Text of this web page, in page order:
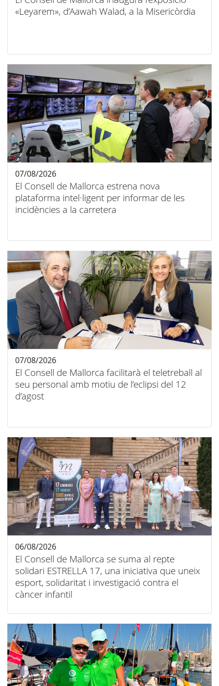
«Leyarem», d’Aawah Walad, a la Misericòrdia
El Consell de Mallorca estrena nova
plataforma intel·ligent per informar de les
incidències a la carretera
07/08/2026
El Consell de Mallorca facilitarà el teletreball al
seu personal amb motiu de l’eclipsi del 12
d’agost
07/08/2026
El Consell de Mallorca se suma al repte
solidari ESTRELLA 17, una iniciativa que uneix
esport, solidaritat i investigació contra el
càncer infantil
06/08/2026